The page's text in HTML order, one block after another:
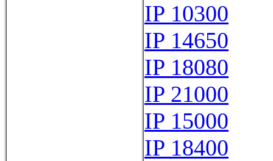
IP 10300
IP 14650
IP 18080
IP 21000
IP 15000
IP 18400